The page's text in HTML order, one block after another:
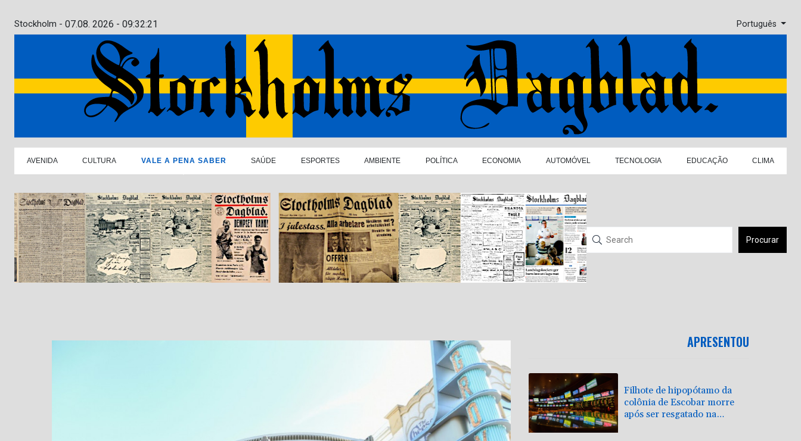
Stockholm - 07.08. 2026 - 09:32:22 Português
AVENIDA CULTURA VALE A PENA SABER SAÚDE ESPORTES AMBIENTE POLÍTICA ECONOMIA AUTOMÓVEL TECNOLOGIA EDUCAÇÃO CLIMA
Procurar
APRESENTOU
Filhote de hipopótamo da
colônia de Escobar morre
após ser resgatado na